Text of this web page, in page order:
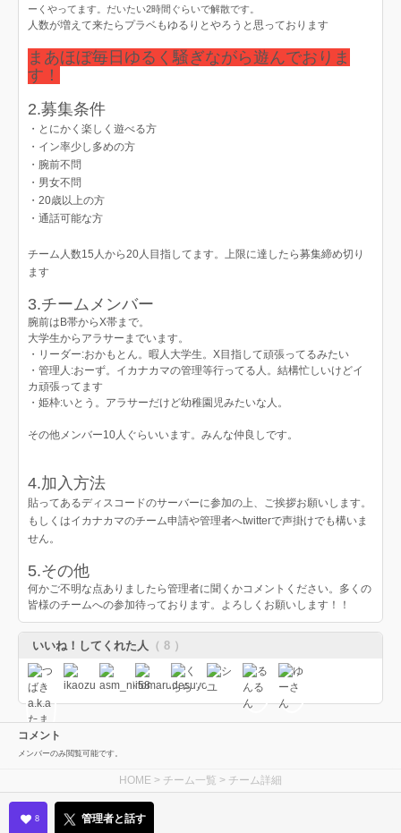
ーくやってます。だいたい2時間ぐらいで解散です。
人数が増えて来たらプラベもゆるりとやろうと思っております
まあほぼ毎日ゆるく騒ぎながら遊んでおりま
す！
2.募集条件
・とにかく楽しく遊べる方
・イン率少し多めの方
・腕前不問
・男女不問
・20歳以上の方
・通話可能な方
チーム人数15人から20人目指してます。上限に達したら募集締め切り
ます
3.チームメンバー
腕前はB帯からX帯まで。
大学生からアラサーまでいます。
・リーダー:おかもとん。暇人大学生。X目指して頑張ってるみたい
・管理人:おーず。イカナカマの管理等行ってる人。結構忙しいけどイ
カ頑張ってます
・姫枠:いとう。アラサーだけど幼稚園児みたいな人。
その他メンバー10人ぐらいいます。みんな仲良しです。
4.加入方法
貼ってあるディスコードのサーバーに参加の上、ご挨拶お願いします。
もしくはイカナカマのチーム申請や管理者へtwitterで声掛けでも構いま
せん。
5.その他
何かご不明な点ありましたら管理者に聞くかコメントください。多くの
皆様のチームへの参加待っております。よろしくお願いします！！
いいね！してくれた人 （ 8 ）
コメント
メンバーのみ閲覧可能です。
HOME > チーム一覧 > チーム詳細
8 管理者と話す